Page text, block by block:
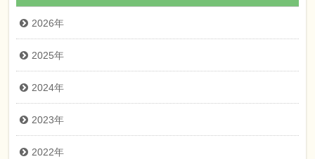
2026年
2025年
2024年
2023年
2022年